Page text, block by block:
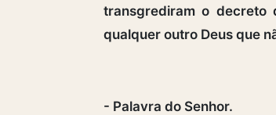
transgrediram o
qualquer outro Deus que
- Palavra do Senhor.